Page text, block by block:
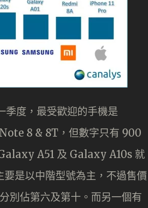
度，最受歡迎的手機是
8 & 8T，但數字只有 900
A51 及 Galaxy A10s 就
是以中階型號為主，不過售價
別佔第六及第十。而另一個有